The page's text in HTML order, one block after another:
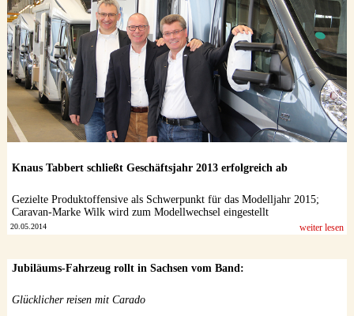
Knaus Tabbert schließt Geschäftsjahr 2013 erfolgreich ab
Gezielte Produktoffensive als Schwerpunkt für das Modelljahr 2015;
Caravan-Marke Wilk wird zum Modellwechsel eingestellt
20.05.2014 weiter lesen
Jubiläums-Fahrzeug rollt in Sachsen vom Band:
Glücklicher reisen mit Carado